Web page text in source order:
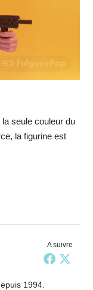
seule couleur du
la figurine est
A suivre
1994.